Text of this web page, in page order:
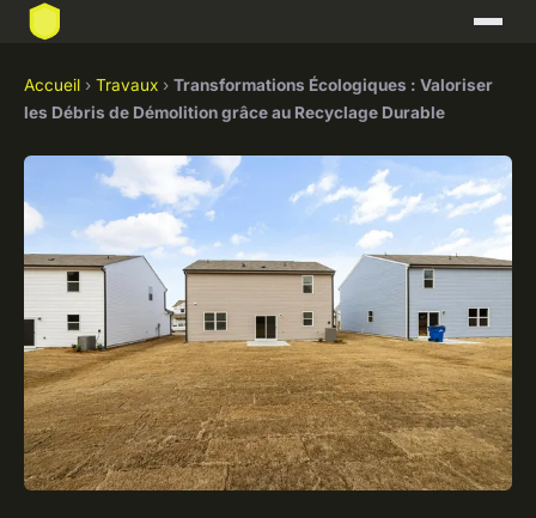
Accueil › Travaux › Transformations Écologiques : Valoriser
les Débris de Démolition grâce au Recyclage Durable